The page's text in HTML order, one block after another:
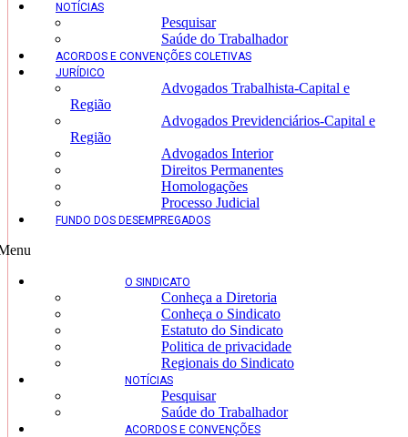
NOTÍCIAS
Pesquisar
Saúde do Trabalhador
ACORDOS E CONVENÇÕES COLETIVAS
JURÍDICO
Advogados Trabalhista-Capital e
Região
Advogados Previdenciários-Capital e
Região
Advogados Interior
Direitos Permanentes
Homologações
Processo Judicial
FUNDO DOS DESEMPREGADOS
O SINDICATO
Conheça a Diretoria
Conheça o Sindicato
Estatuto do Sindicato
Politica de privacidade
Regionais do Sindicato
NOTÍCIAS
Pesquisar
Saúde do Trabalhador
ACORDOS E CONVENÇÕES